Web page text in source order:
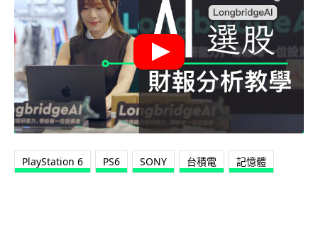
PlayStation 6 PS6 SONY 台積電 記憶體